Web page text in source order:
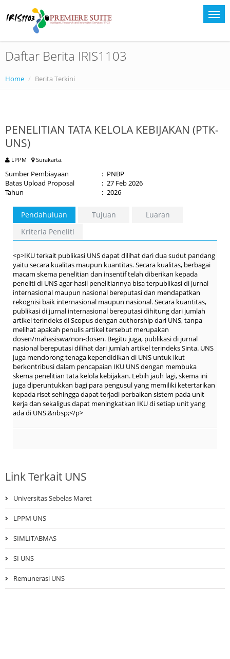
Daftar Berita IRIS1103
Home Berita Terkini
PENELITIAN TATA KELOLA KEBIJAKAN (PTK-
UNS)
LPPM Surakarta.
Sumber Pembiayaan : PNBP
Batas Upload Proposal
: 27 Feb 2026
Tahun
: 2026
Pendahuluan Tujuan
Luaran
Kriteria Peneliti
<p>IKU terkait publikasi UNS dapat dilihat dari dua sudut pandang
yaitu secara kualitas maupun kuantitas. Secara kualitas, berbagai
macam skema penelitian dan insentif telah diberikan kepada
peneliti di UNS agar hasil penelitiannya bisa terpublikasi di jurnal
internasional maupun nasional bereputasi dan mendapatkan
rekognisi baik internasional maupun nasional. Secara kuantitas,
publikasi di jurnal internasional bereputasi dihitung dari jumlah
artikel terindeks di Scopus dengan authorship dari UNS, tanpa
melihat apakah penulis artikel tersebut merupakan
dosen/mahasiswa/non-dosen. Begitu juga, publikasi di jurnal
nasional bereputasi dilihat dari jumlah artikel terindeks Sinta. UNS
juga mendorong tenaga kependidikan di UNS untuk ikut
berkontribusi dalam pencapaian IKU UNS dengan membuka
skema penelitian tata kelola kebijakan. Lebih jauh lagi, skema ini
juga diperuntukkan bagi para pengusul yang memiliki ketertarikan
kepada riset sehingga dapat terjadi perbaikan sistem pada unit
kerja dan sekaligus dapat meningkatkan IKU di setiap unit yang
ada di UNS.&nbsp;</p>
Link Terkait UNS
Universitas Sebelas Maret
LPPM UNS
SIMLITABMAS
SI UNS
Remunerasi UNS